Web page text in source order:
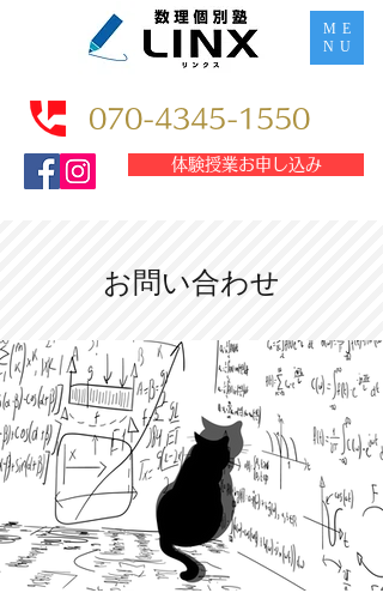
ME
NU
070-4345-1550
体験授業お申し込み
お問い合わせ